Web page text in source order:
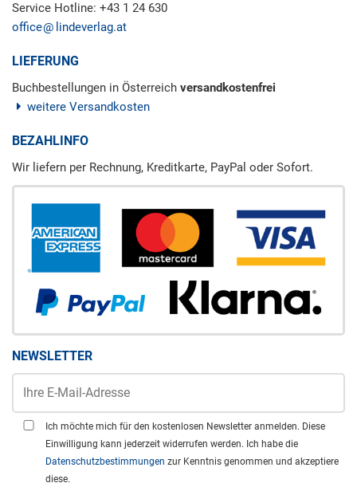
Service Hotline: +43 1 24 630
office
lindeverlag.at
LIEFERUNG
Buchbestellungen in Österreich versandkostenfrei
weitere Versandkosten
BEZAHLINFO
Wir liefern per Rechnung, Kreditkarte, PayPal oder Sofort.
NEWSLETTER
Ich möchte mich für den kostenlosen Newsletter anmelden. Diese
Einwilligung kann jederzeit widerrufen werden. Ich habe die
Datenschutzbestimmungen zur Kenntnis genommen und akzeptiere
diese.